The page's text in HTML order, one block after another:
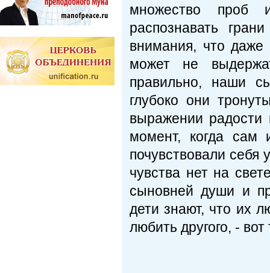
множество проб
распознавать
внимания, что
может не
правильно, наши
глубоко они
выражении
момент, когда сам
почувствовали
чувства нет на
сыновней души и
дети знают, что их
любить другого, -